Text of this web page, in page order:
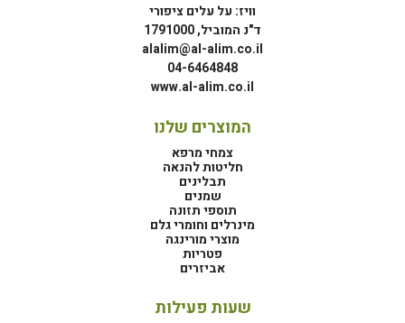
וויז: על עלים ציפורי
ד"נ המוביל, 1791000
alalim@al-alim.co.il
04-6464848
www.al-alim.co.il
המוצרים שלנו
צמחי מרפא
חליטות להנאה
תבלינים
שמנים
תוספי תזונה
מינרלים וחומרי גלם
מוצרי מורינגה
פטריות
אביזרים
שעות פעילות